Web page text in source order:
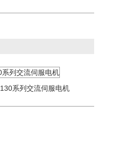
130系列交流伺服电机